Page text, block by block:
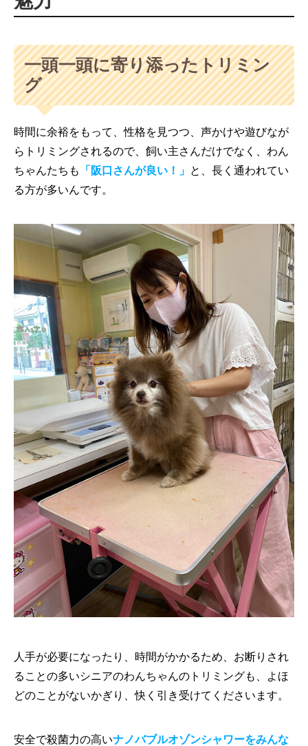
一頭一頭に寄り添ったトリミン
グ
時間に余裕をもって、性格を見つつ、声かけや遊びなが
らトリミングされるので、飼い主さんだけでなく、わん
ちゃんたちも
「阪口さんが良い！」 と、長く通われてい
る方が多いんです。
人手が必要になったり、時間がかかるため、お断りされ
ることの多いシニアのわんちゃんのトリミングも、よほ
どのことがないかぎり、快く引き受けてくださいます。
安全で殺菌力の高いナノバブルオゾンシャワーをみんな